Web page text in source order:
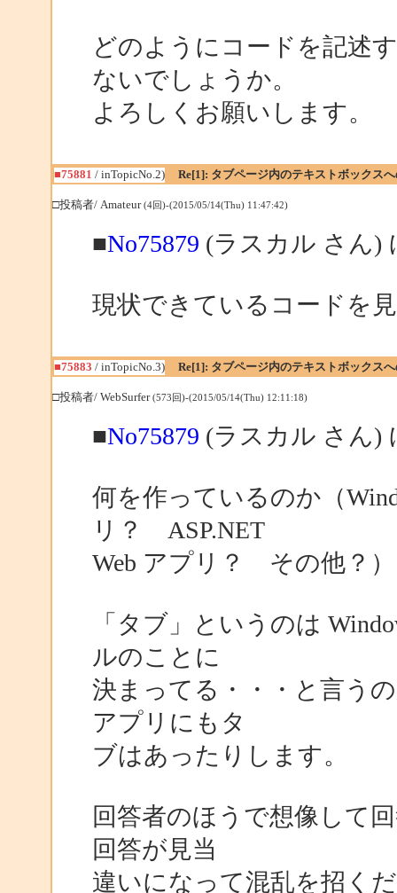
どのようにコードを記述
ないでしょうか。
よろしくお願いします。
■75881 / inTopicNo.2) Re[1]: タブページ内のテキストボックス
□投稿者/ Amateur(4回)-(2015/05/14(Thu) 11:47:42)
■No75879 (ラスカル さん)
現状できているコードを
■75883 / inTopicNo.3) Re[1]: タブページ内のテキストボックス
□投稿者/ WebSurfer(573回)-(2015/05/14(Thu) 12:11:18)
■No75879 (ラスカル さん)
何を作っているのか（
リ？ ASP.NET
Web アプリ？ その他？
「タブ」というのは
ルのことに
決まってる・・・と言う
アプリにもタ
ブはあったりします。
回答者のほうで想像して
回答が見当
違いになって混乱を招く